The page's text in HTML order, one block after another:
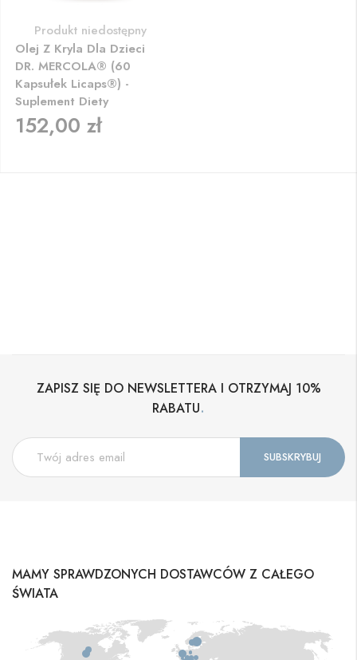
Produkt niedostępny
Olej Z Kryla Dla Dzieci
DR. MERCOLA® (60
Kapsułek Licaps®) -
Suplement Diety
152,00 zł
ZAPISZ SIĘ DO NEWSLETTERA I OTRZYMAJ 10%
RABATU.
MAMY SPRAWDZONYCH DOSTAWCÓW Z CAŁEGO
ŚWIATA